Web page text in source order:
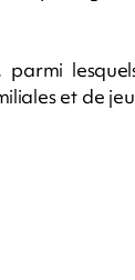
et de